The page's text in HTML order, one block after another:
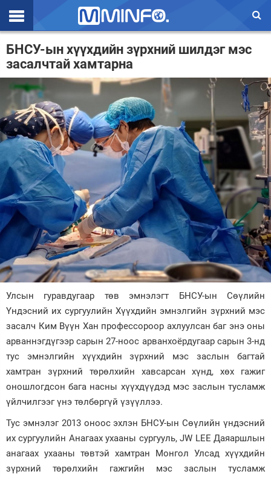
Эхлэл
Цаг агаар
Валют ханш
Улс төр
Эдийн засаг
Үзэл бодол
Спорт
Нийгэм
Дэлхий
Энтертайнмэнт
Зурхай
БНСУ-ын хүүхдийн зүрхний шилдэг мэс
засалчтай хамтарна
Улсын гуравдугаар төв эмнэлэгт БНСУ-ын Сөүлийн
Үндэсний их сургуулийн Хүүхдийн эмнэлгийн зүрхний мэс
засалч Ким Вүүн Хан профессороор ахлуулсан баг энэ оны
арваннэгдүгээр сарын 27-ноос арванхоёрдугаар сарын 3-нд
тус эмнэлгийн хүүхдийн зүрхний мэс заслын багтай
хамтран зүрхний төрөлхийн хавсарсан хүнд, хөх гажиг
оношлогдсон бага насны хүүхдүүдэд мэс заслын тусламж
үйлчилгээг үнэ төлбөргүй үзүүллээ.
Тус эмнэлэг 2013 оноос эхлэн БНСУ-ын Сөүлийн үндэсний
их сургуулийн Анагаах ухааны сургууль, JW LEE Даяаршлын
анагаах ухааны төвтэй хамтран Монгол Улсад хүүхдийн
зүрхний төрөлхийн гажгийн мэс заслын тусламж